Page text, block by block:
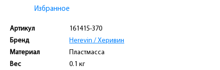
Избранное
Артикул
161415-370
Бренд
Herevin / Херивин
Материал
Пластмасса
Вес
0.1 кг